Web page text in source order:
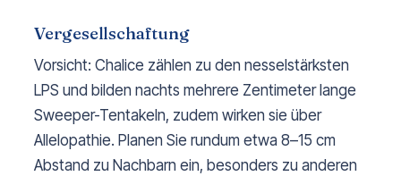
Vergesellschaftung
Vorsicht: Chalice zählen zu den nesselstärksten
LPS und bilden nachts mehrere Zentimeter lange
Sweeper-Tentakeln, zudem wirken sie über
Allelopathie. Planen Sie rundum etwa 8–15 cm
Abstand zu Nachbarn ein, besonders zu anderen